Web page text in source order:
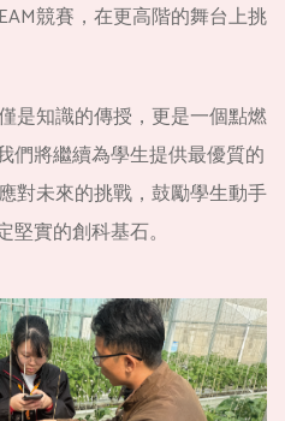
競賽，在更高階的舞台上挑
是知識的傳授，更是一個點燃
們將繼續為學生提供最優質的
對未來的挑戰，鼓勵學生動手
實的創科基石。